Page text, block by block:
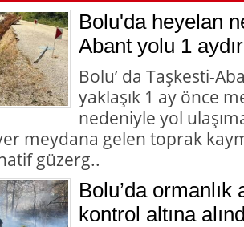
Bolu'da heyelan
Abant yolu 1
Bolu’ da Taşkesti-
yaklaşık 1 ay önce
nedeniyle yol
meydana gelen toprak
güzerg..
Bolu’da ormanlık
kontrol altına